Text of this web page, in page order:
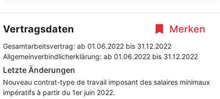
Merken
Vertragsdaten
Gesamtarbeitsvertrag: ab 01.06.2022 bis 31.12.2022
Allgemeinverbindlicherklärung: ab 01.06.2022 bis 31.12.2022
Letzte Änderungen
Nouveau contrat-type de travail imposant des salaires minimaux
impératifs à partir du 1er juin 2022.